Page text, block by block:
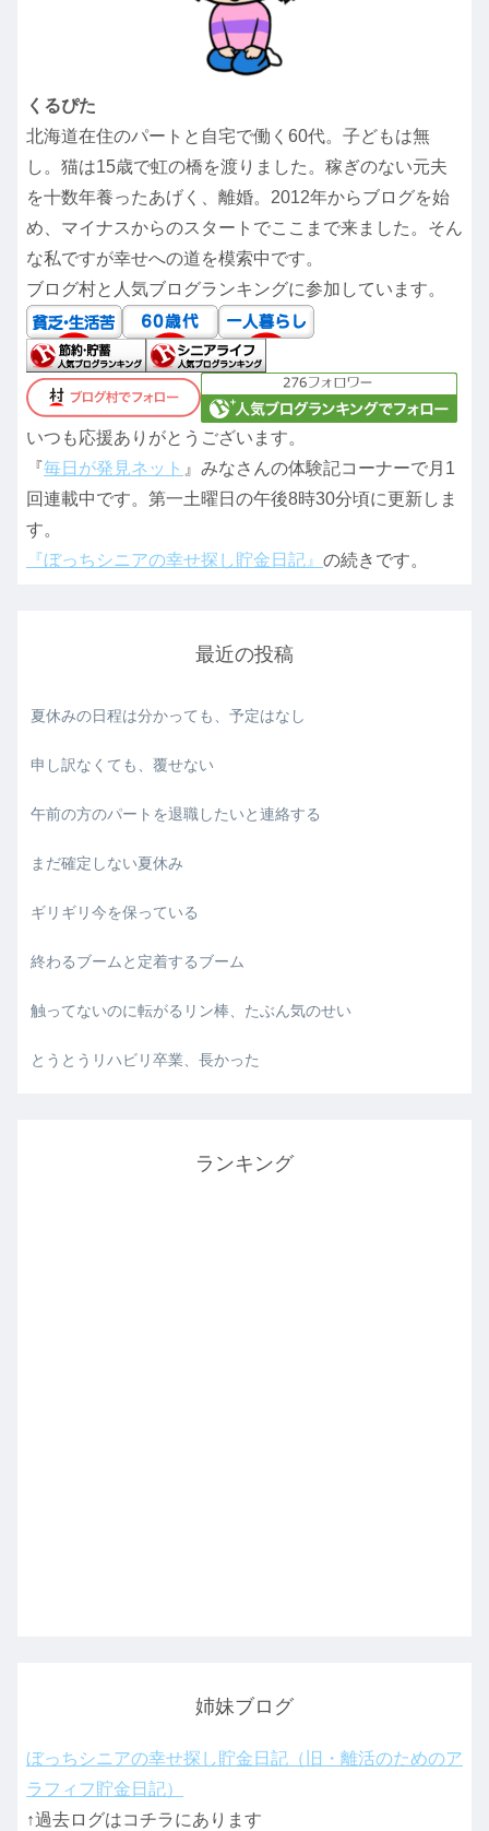
くるぴた
北海道在住のパートと自宅で働く60代。子どもは無
し。猫は15歳で虹の橋を渡りました。稼ぎのない元夫
を十数年養ったあげく、離婚。2012年からブログを始
め、マイナスからのスタートでここまで来ました。そん
な私ですが幸せへの道を模索中です。
ブログ村と人気ブログランキングに参加しています。
いつも応援ありがとうございます。
『毎日が発見ネット 』みなさんの体験記コーナーで月1
回連載中です。第一土曜日の午後8時30分頃に更新しま
す。
『ぼっちシニアの幸せ探し貯金日記』 の続きです。
最近の投稿
夏休みの日程は分かっても、予定はなし
申し訳なくても、覆せない
午前の方のパートを退職したいと連絡する
まだ確定しない夏休み
ギリギリ今を保っている
終わるブームと定着するブーム
触ってないのに転がるリン棒、たぶん気のせい
とうとうリハビリ卒業、長かった
ランキング
姉妹ブログ
ぼっちシニアの幸せ探し貯金日記（旧・離活のためのア
ラフィフ貯金日記）
↑過去ログはコチラにあります